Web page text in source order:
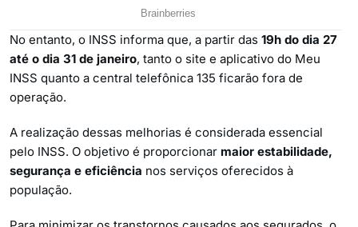
No entanto, o INSS informa que, a partir das 19h do dia 27
até o dia 31 de janeiro, tanto o site e aplicativo do Meu
INSS quanto a central telefônica 135 ficarão fora de
operação.
A realização dessas melhorias é considerada essencial
pelo INSS. O objetivo é proporcionar maior estabilidade,
segurança e eficiência nos serviços oferecidos à
população.